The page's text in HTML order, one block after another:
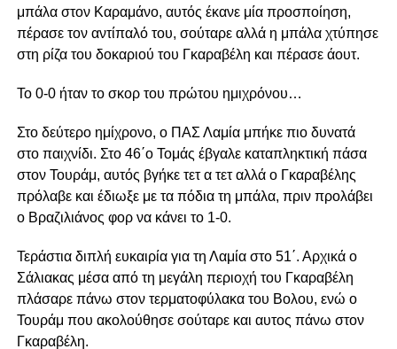
μπάλα στον Καραμάνο, αυτός έκανε μία προσποίηση,
πέρασε τον αντίπαλό του, σούταρε αλλά η μπάλα χτύπησε
στη ρίζα του δοκαριού του Γκαραβέλη και πέρασε άουτ.
Το 0-0 ήταν το σκορ του πρώτου ημιχρόνου…
Στο δεύτερο ημίχρονο, ο ΠΑΣ Λαμία μπήκε πιο δυνατά
στο παιχνίδι. Στο 46΄ο Τομάς έβγαλε καταπληκτική πάσα
στον Τουράμ, αυτός βγήκε τετ α τετ αλλά ο Γκαραβέλης
πρόλαβε και έδιωξε με τα πόδια τη μπάλα, πριν προλάβει
ο Βραζιλιάνος φορ να κάνει το 1-0.
Τεράστια διπλή ευκαιρία για τη Λαμία στο 51΄. Αρχικά ο
Σάλιακας μέσα από τη μεγάλη περιοχή του Γκαραβέλη
πλάσαρε πάνω στον τερματοφύλακα του Βολου, ενώ ο
Τουράμ που ακολούθησε σούταρε και αυτος πάνω στον
Γκαραβέλη.